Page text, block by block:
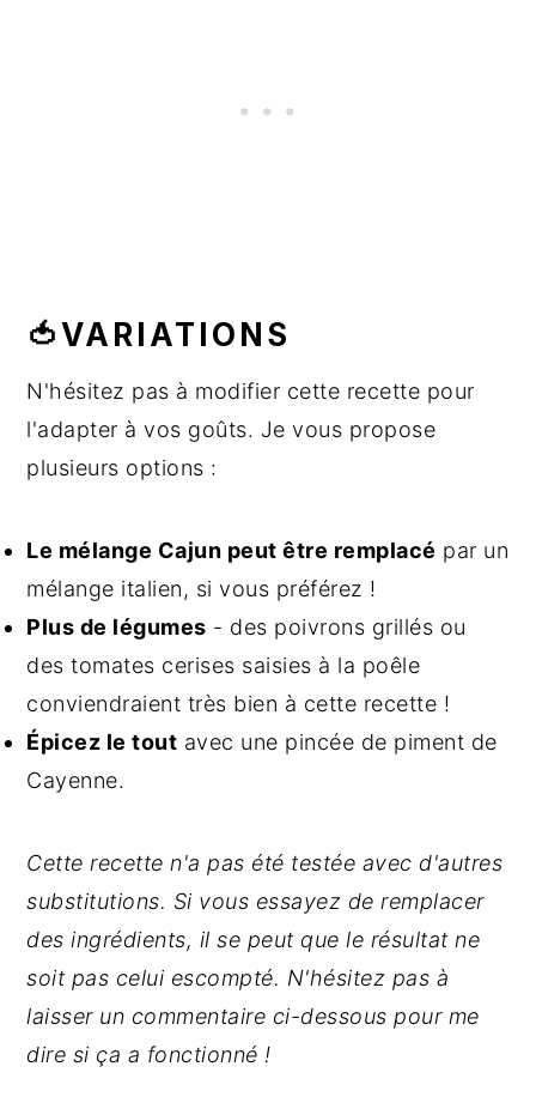
🍅VARIATIONS
N'hésitez pas à modifier cette recette pour
l'adapter à vos goûts. Je vous propose
plusieurs options :
Le mélange Cajun peut être remplacé par un
mélange italien, si vous préférez !
Plus de légumes - des poivrons grillés ou
des tomates cerises saisies à la poêle
conviendraient très bien à cette recette !
Épicez le tout avec une pincée de piment de
Cayenne.
Cette recette n'a pas été testée avec d'autres
substitutions. Si vous essayez de remplacer
des ingrédients, il se peut que le résultat ne
soit pas celui escompté. N'hésitez pas à
laisser un commentaire ci-dessous pour me
dire si ça a fonctionné !